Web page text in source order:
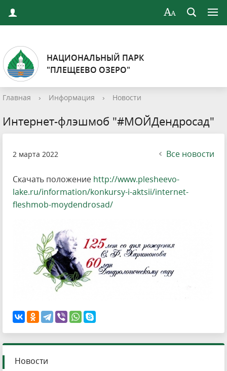
НАЦИОНАЛЬНЫЙ ПАРК
"ПЛЕЩЕЕВО ОЗЕРО"
Главная › Информация › Новости
Интернет-флэшмоб "#МОЙДендросад"
2 марта 2022 Все новости
Скачать положение http://www.plesheevo-
lake.ru/information/konkursy-i-aktsii/internet-
fleshmob-moydendrosad/
Новости